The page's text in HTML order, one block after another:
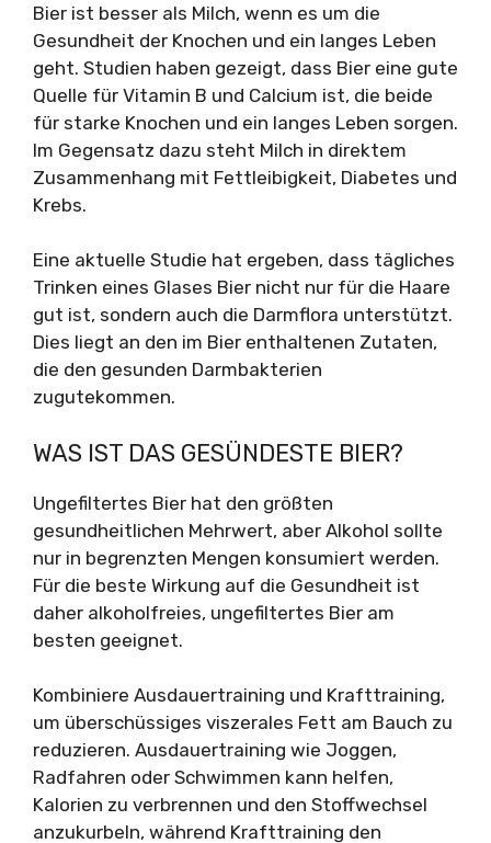
Bier ist besser als Milch, wenn es um die
Gesundheit der Knochen und ein langes Leben
geht. Studien haben gezeigt, dass Bier eine gute
Quelle für Vitamin B und Calcium ist, die beide
für starke Knochen und ein langes Leben sorgen.
Im Gegensatz dazu steht Milch in direktem
Zusammenhang mit Fettleibigkeit, Diabetes und
Krebs.
Eine aktuelle Studie hat ergeben, dass tägliches
Trinken eines Glases Bier nicht nur für die Haare
gut ist, sondern auch die Darmflora unterstützt.
Dies liegt an den im Bier enthaltenen Zutaten,
die den gesunden Darmbakterien
zugutekommen.
WAS IST DAS GESÜNDESTE BIER?
Ungefiltertes Bier hat den größten
gesundheitlichen Mehrwert, aber Alkohol sollte
nur in begrenzten Mengen konsumiert werden.
Für die beste Wirkung auf die Gesundheit ist
daher alkoholfreies, ungefiltertes Bier am
besten geeignet.
Kombiniere Ausdauertraining und Krafttraining,
um überschüssiges viszerales Fett am Bauch zu
reduzieren. Ausdauertraining wie Joggen,
Radfahren oder Schwimmen kann helfen,
Kalorien zu verbrennen und den Stoffwechsel
anzukurbeln, während Krafttraining den